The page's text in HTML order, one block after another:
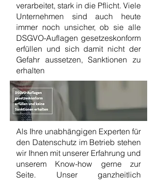
verarbeitet, stark in die Pflicht. Viele
Unternehmen sind auch heute
immer noch unsicher, ob sie alle
DSGVO-Auflagen gesetzeskonform
erfüllen und sich damit nicht der
Gefahr aussetzen, Sanktionen zu
erhalten
Als Ihre unabhängigen Experten für
den Datenschutz im Betrieb stehen
wir Ihnen mit unserer Erfahrung und
unserem Know-how gerne zur
Seite. Unser ganzheitlich